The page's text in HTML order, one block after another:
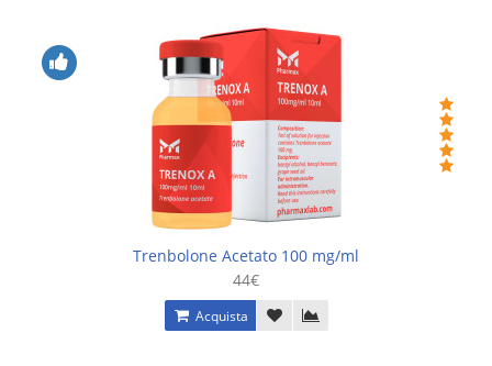
Trenbolone Acetato 100 mg/ml
44€
Acquista